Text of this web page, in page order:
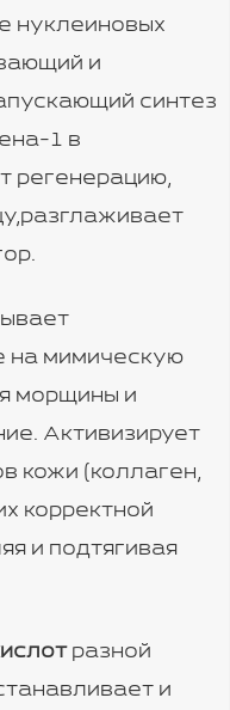
нуклеиновых
и
синтез
1 в
регенерацию,
на мимическую
морщины и
Активизирует
кожи (коллаген,
корректной
и подтягивая
разной
и